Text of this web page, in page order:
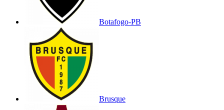
Botafogo-PB
Brusque